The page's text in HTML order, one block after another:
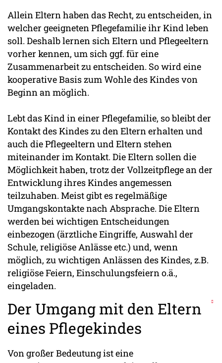
Allein Eltern haben das Recht, zu entscheiden, in
welcher geeigneten Pflegefamilie ihr Kind leben
soll. Deshalb lernen sich Eltern und Pflegeeltern
vorher kennen, um sich ggf. für eine
Zusammenarbeit zu entscheiden. So wird eine
kooperative Basis zum Wohle des Kindes von
Beginn an möglich.
Lebt das Kind in einer Pflegefamilie, so bleibt der
Kontakt des Kindes zu den Eltern erhalten und
auch die Pflegeeltern und Eltern stehen
miteinander im Kontakt. Die Eltern sollen die
Möglichkeit haben, trotz der Vollzeitpflege an der
Entwicklung ihres Kindes angemessen
teilzuhaben. Meist gibt es regelmäßige
Umgangskontakte nach Absprache. Die Eltern
werden bei wichtigen Entscheidungen
einbezogen (ärztliche Eingriffe, Auswahl der
Schule, religiöse Anlässe etc.) und, wenn
möglich, zu wichtigen Anlässen des Kindes, z.B.
religiöse Feiern, Einschulungsfeiern o.ä.,
eingeladen.
Der Umgang mit den Eltern
eines Pflegekindes
Von großer Bedeutung ist eine